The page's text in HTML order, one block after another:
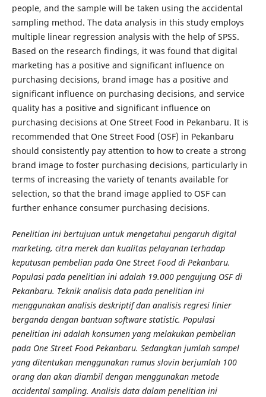
people, and the sample will be taken using the accidental
sampling method. The data analysis in this study employs
multiple linear regression analysis with the help of SPSS.
Based on the research findings, it was found that digital
marketing has a positive and significant influence on
purchasing decisions, brand image has a positive and
significant influence on purchasing decisions, and service
quality has a positive and significant influence on
purchasing decisions at One Street Food in Pekanbaru. It is
recommended that One Street Food (OSF) in Pekanbaru
should consistently pay attention to how to create a strong
brand image to foster purchasing decisions, particularly in
terms of increasing the variety of tenants available for
selection, so that the brand image applied to OSF can
further enhance consumer purchasing decisions.
Penelitian ini bertujuan untuk mengetahui pengaruh digital
marketing, citra merek dan kualitas pelayanan terhadap
keputusan pembelian pada One Street Food di Pekanbaru.
Populasi pada penelitian ini adalah 19.000 pengujung OSF di
Pekanbaru. Teknik analisis data pada penelitian ini
menggunakan analisis deskriptif dan analisis regresi linier
berganda dengan bantuan software statistic. Populasi
penelitian ini adalah konsumen yang melakukan pembelian
pada One Street Food Pekanbaru. Sedangkan jumlah sampel
yang ditentukan menggunakan rumus slovin berjumlah 100
orang dan akan diambil dengan menggunakan metode
accidental sampling. Analisis data dalam penelitian ini